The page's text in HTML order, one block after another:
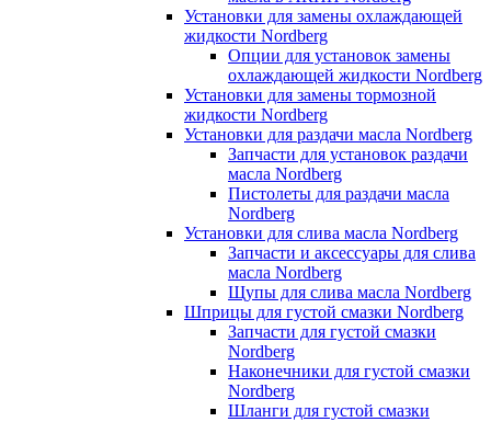
Установки для замены охлаждающей
жидкости Nordberg
Опции для установок замены
охлаждающей жидкости Nordberg
Установки для замены тормозной
жидкости Nordberg
Установки для раздачи масла Nordberg
Запчасти для установок раздачи
масла Nordberg
Пистолеты для раздачи масла
Nordberg
Установки для слива масла Nordberg
Запчасти и аксессуары для слива
масла Nordberg
Щупы для слива масла Nordberg
Шприцы для густой смазки Nordberg
Запчасти для густой смазки
Nordberg
Наконечники для густой смазки
Nordberg
Шланги для густой смазки